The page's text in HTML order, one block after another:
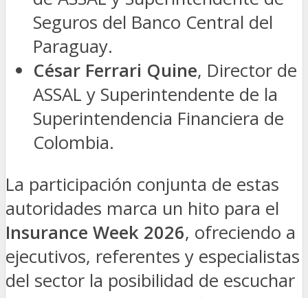
Seguros del Banco Central del
Paraguay.
César Ferrari Quine, Director de
ASSAL y Superintendente de la
Superintendencia Financiera de
Colombia.
La participación conjunta de estas
autoridades marca un hito para el
Insurance Week 2026, ofreciendo a
ejecutivos, referentes y especialistas
del sector la posibilidad de escuchar